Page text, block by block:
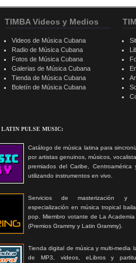
LATIN PULSE MUSIC:
Catálogo de música latina para
por artistas genuinos, músicos,
premiados del Caribe, Centroamérica
utilizando instrumentos en vivo.
Servicios de masterización y
especialización en música tropical
pop. Miembro votante de La
(Premios Grammy y Latin Grammy).
Tienda digital de música y multi-media
de MP3, videos, eLibros y
TIMBA Videos y Medios
Videos de Música Cubana
Radio de Música Cubana
Fotos de Música Cubana
Galerias de Música Cubana
Tienda de Música Cubana
Boletín de Música Cubana